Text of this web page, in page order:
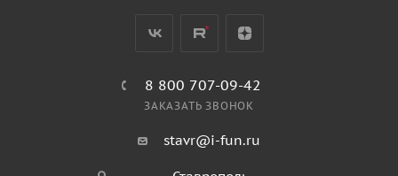
8 800 707-09-42
ЗАКАЗАТЬ ЗВОНОК
stavr@i-fun.ru